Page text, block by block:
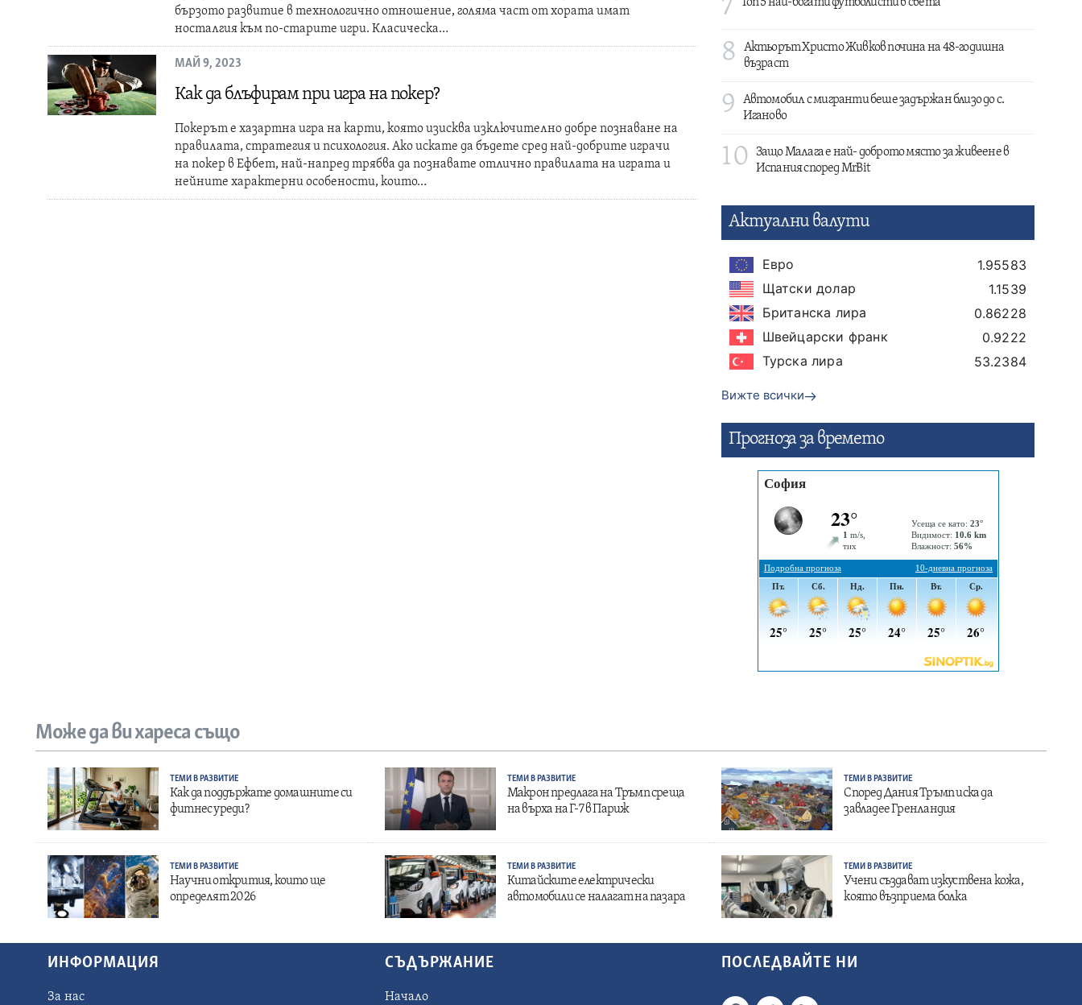
бързото развитие в технологично отношение, голяма част от хората имат
носталгия към по-старите игри. Класическа…
МАЙ 9, 2023
Как да блъфирам при игра на покер?
Покерът е хазартна игра на карти, която изисква изключително добре познаване на
правилата, стратегия и психология. Ако искате да бъдете сред най-добрите играчи
на покер в Ефбет, най-напред трябва да познавате отлично правилата на играта и
нейните характерни особености, които…
7 Топ 5 най-богати футболисти в света
8
Актьорът Христо Живков почина на 48-годишна
възраст
9
Автомобил с мигранти беше задържан близо до с.
Иганово
10
Защо Малага е най- доброто място за живеене в
Испания според MrBit
Актуални валути
Евро
1.95583
Щатски долар
1.1539
Британска лира
0.86228
Швейцарски франк
0.9222
Турска лира
53.2384
Вижте всички
Прогнозa за времето
Може да ви хареса също
ТЕМИ В РАЗВИТИЕ
Как да поддържате домашните си
фитнес уреди?
ТЕМИ В РАЗВИТИЕ
Макрон предлага на Тръмп среща
на върха на Г-7 в Париж
ТЕМИ В РАЗВИТИЕ
Според Дания Тръмп иска да
завладее Гренландия
ТЕМИ В РАЗВИТИЕ
Научни открития, които ще
определят 2026
ТЕМИ В РАЗВИТИЕ
Китайските електрически
автомобили се налагат на пазара
ТЕМИ В РАЗВИТИЕ
Учени създават изкуствена кожа,
която възприема болка
ИНФОРМАЦИЯ
За нас
СЪДЪРЖАНИЕ
Начало
ПОСЛЕДВАЙТЕ НИ